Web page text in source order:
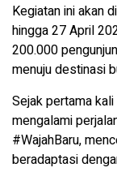
Kegiatan ini akan
hingga 27 April
200.000
menuju destinasi
Sejak pertama
mengalami
#WajahBaru,
beradaptasi